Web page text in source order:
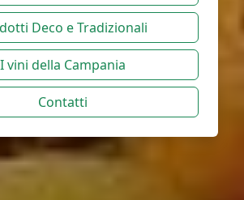
Deco e Tradizionali
I vini della Campania
Contatti